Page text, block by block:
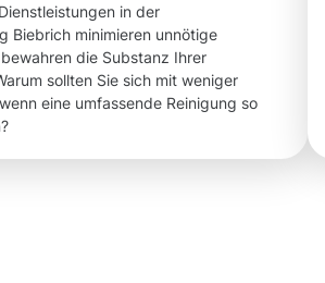
in der
Biebrich minimieren unnötige
die Substanz Ihrer
sollten Sie sich mit weniger
eine umfassende Reinigung so